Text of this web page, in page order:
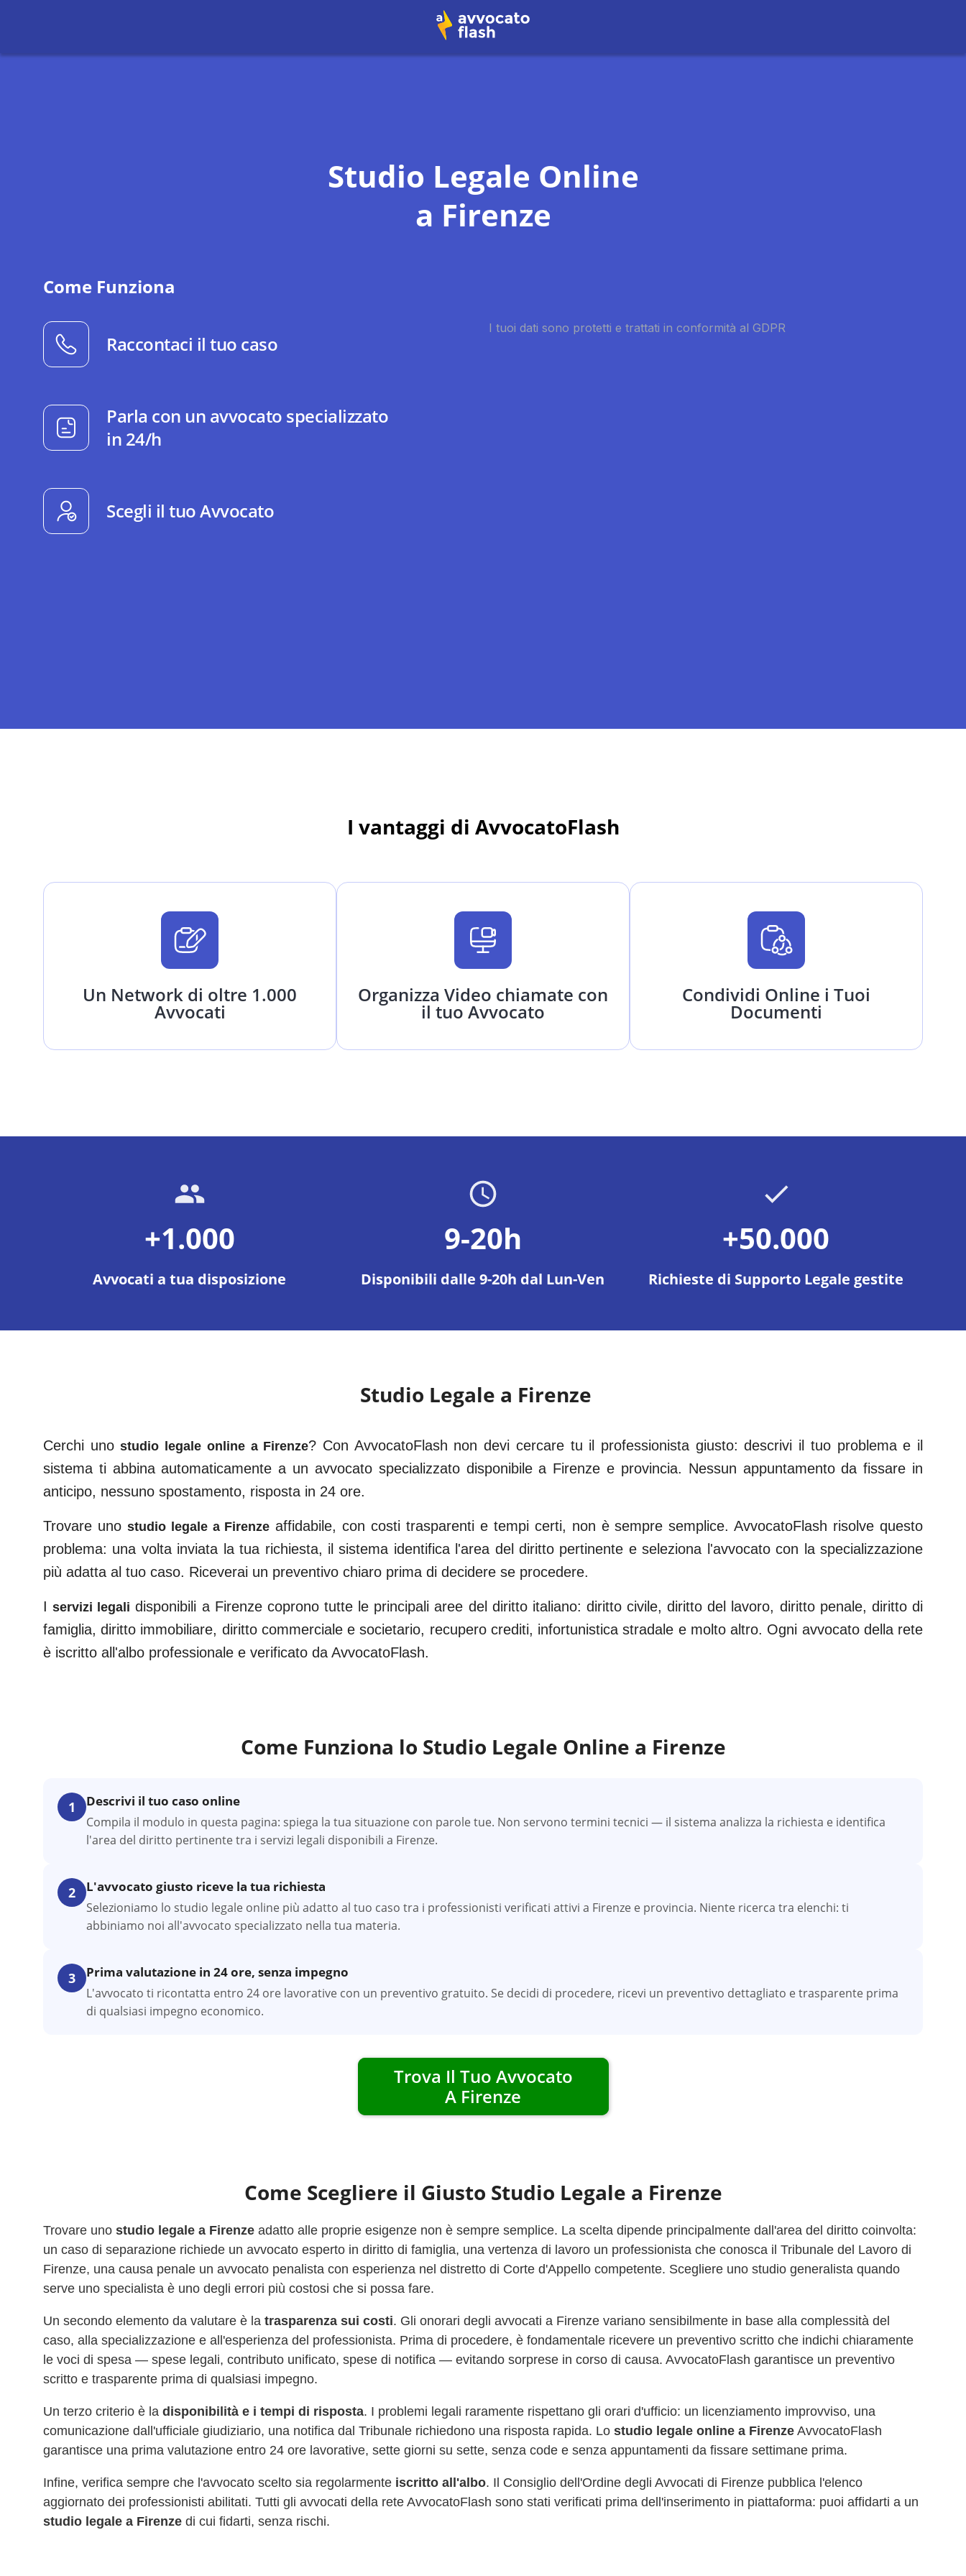
Studio Legale Online
a Firenze
Come Funziona
Raccontaci il tuo caso
Parla con un avvocato specializzato
in 24/h
Scegli il tuo Avvocato
I vantaggi di AvvocatoFlash
Un Network di oltre 1.000
Avvocati
Organizza Video chiamate con
il tuo Avvocato
Condividi Online i Tuoi
Documenti
+1.000
Avvocati a tua disposizione
9-20h
Disponibili dalle 9-20h dal Lun-Ven
+50.000
Richieste di Supporto Legale gestite
Studio Legale a Firenze
Cerchi uno studio legale online a Firenze? Con AvvocatoFlash non devi cercare tu il professionista giusto: descrivi il tuo problema e il
sistema ti abbina automaticamente a un avvocato specializzato disponibile a Firenze e provincia. Nessun appuntamento da fissare in
anticipo, nessuno spostamento, risposta in 24 ore.
Trovare uno studio legale a Firenze affidabile, con costi trasparenti e tempi certi, non è sempre semplice. AvvocatoFlash risolve questo
problema: una volta inviata la tua richiesta, il sistema identifica l'area del diritto pertinente e seleziona l'avvocato con la specializzazione
più adatta al tuo caso. Riceverai un preventivo chiaro prima di decidere se procedere.
Iservizi legali disponibili a Firenzecoprono tutte le principali aree del diritto italiano: diritto civile, diritto del lavoro, diritto penale, diritto di
famiglia, diritto immobiliare, diritto commerciale e societario, recupero crediti, infortunistica stradale e molto altro. Ogni avvocato della rete
è iscritto all'albo professionale e verificato da AvvocatoFlash.
Come Funziona lo Studio Legale Online a Firenze
1 Descrivi il tuo caso online
Compila il modulo in questa pagina: spiega la tua situazione con parole tue. Non servono termini tecnici — il sistema analizza la richiesta e identifica
l'area del diritto pertinente tra i servizi legali disponibili a Firenze.
2 L'avvocato giusto riceve la tua richiesta
Selezioniamo lo studio legale online più adatto al tuo caso tra i professionisti verificati attivi a Firenze e provincia. Niente ricerca tra elenchi: ti
abbiniamo noi all'avvocato specializzato nella tua materia.
3 Prima valutazione in 24 ore, senza impegno
L'avvocato ti ricontatta entro 24 ore lavorative con un preventivo gratuito. Se decidi di procedere, ricevi un preventivo dettagliato e trasparente prima
di qualsiasi impegno economico.
Trova Il Tuo Avvocato
A Firenze
Come Scegliere il Giusto Studio Legale a Firenze
Trovare uno studio legale a Firenze adatto alle proprie esigenze non è sempre semplice. La scelta dipende principalmente dall'area del diritto coinvolta:
un caso di separazione richiede un avvocato esperto in diritto di famiglia, una vertenza di lavoro un professionista che conosca il Tribunale del Lavoro di
Firenze, una causa penale un avvocato penalista con esperienza nel distretto di Corte d'Appello competente. Scegliere uno studio generalista quando
serve uno specialista è uno degli errori più costosi che si possa fare.
Un secondo elemento da valutare è la trasparenza sui costi. Gli onorari degli avvocati a Firenze variano sensibilmente in base alla complessità del
caso, alla specializzazione e all'esperienza del professionista. Prima di procedere, è fondamentale ricevere un preventivo scritto che indichi chiaramente
le voci di spesa — spese legali, contributo unificato, spese di notifica — evitando sorprese in corso di causa. AvvocatoFlash garantisce un preventivo
scritto e trasparente prima di qualsiasi impegno.
Un terzo criterio è la disponibilità e i tempi di risposta. I problemi legali raramente rispettano gli orari d'ufficio: un licenziamento improvviso, una
comunicazione dall'ufficiale giudiziario, una notifica dal Tribunale richiedono una risposta rapida. Lo studio legale online a Firenze AvvocatoFlash
garantisce una prima valutazione entro 24 ore lavorative, sette giorni su sette, senza code e senza appuntamenti da fissare settimane prima.
Infine, verifica sempre che l'avvocato scelto sia regolarmente iscritto all'albo. Il Consiglio dell'Ordine degli Avvocati di Firenze pubblica l'elenco
aggiornato dei professionisti abilitati. Tutti gli avvocati della rete AvvocatoFlash sono stati verificati prima dell'inserimento in piattaforma: puoi affidarti a un
studio legale a Firenze di cui fidarti, senza rischi.